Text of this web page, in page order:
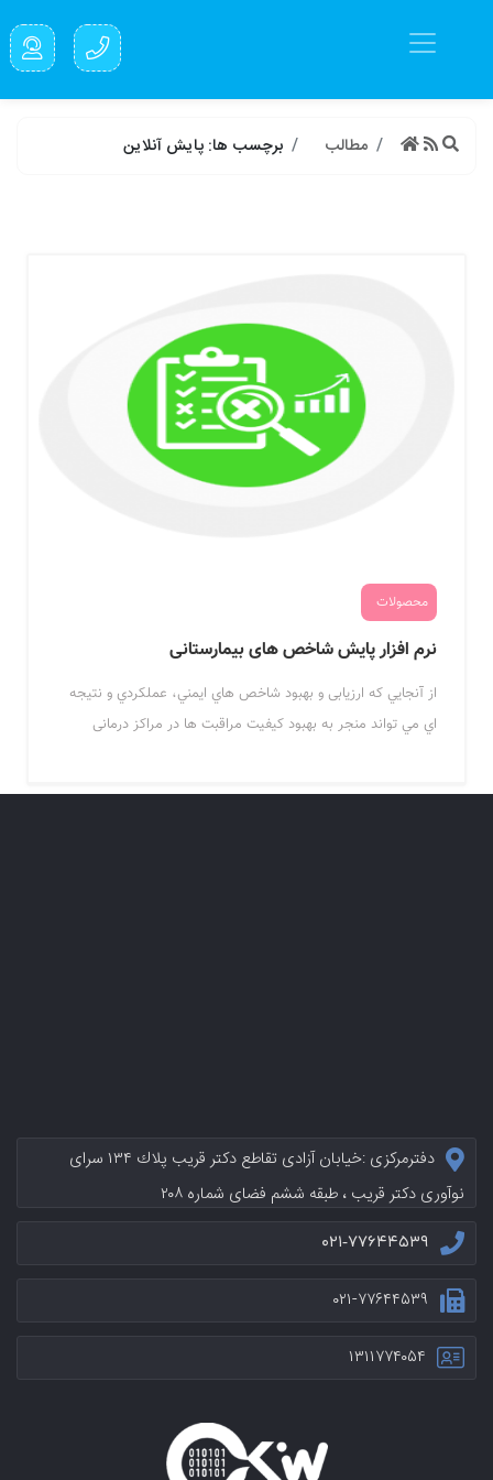
مطالب برچسب ها: پایش آنلاین
محصولات
نرم افزار پایش شاخص های بیمارستانی
از آنجايي که ارزیابی و بهبود شاخص هاي ايمني، عملکردي و نتيجه
اي مي تواند منجر به بهبود کيفيت مراقبت ها در مراکز درمانی
دفترمرکزی :خيابان آزادی تقاطع دکتر قریب پلاك ۱۳۴ سرای
نوآوری دکتر قریب ، طبقه ششم فضای شماره ۲۰۸
۰۲۱-۷۷۶۴۴۵۳۹
۰۲۱-۷۷۶۴۴۵۳۹